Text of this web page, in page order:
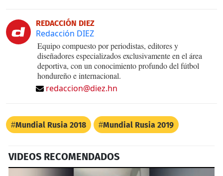
REDACCIÓN DIEZ
Redacción DIEZ
Equipo compuesto por periodistas, editores y
diseñadores especializados exclusivamente en el área
deportiva, con un conocimiento profundo del fútbol
hondureño e internacional.
redaccion@diez.hn
Mundial Rusia 2018 Mundial Rusia 2019
VIDEOS RECOMENDADOS